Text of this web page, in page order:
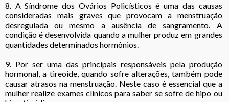
8. A Síndrome dos Ovários Policísticos é uma das causas
consideradas mais graves que provocam a menstruação
desregulada ou mesmo a ausência de sangramento. A
condição é desenvolvida quando a mulher produz em grandes
quantidades determinados hormônios.
9. Por ser uma das principais responsáveis pela produção
hormonal, a tireoide, quando sofre alterações, também pode
causar atrasos na menstruação. Neste caso é essencial que a
mulher realize exames clínicos para saber se sofre de hipo ou